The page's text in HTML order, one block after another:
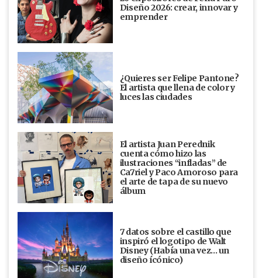
Diseño 2026: crear, innovar y
emprender
¿Quieres ser Felipe Pantone?
El artista que llena de color y
luces las ciudades
El artista Juan Perednik
cuenta cómo hizo las
ilustraciones “infladas” de
Ca7riel y Paco Amoroso para
el arte de tapa de su nuevo
álbum
7 datos sobre el castillo que
inspiró el logotipo de Walt
Disney (Había una vez... un
diseño ícónico)